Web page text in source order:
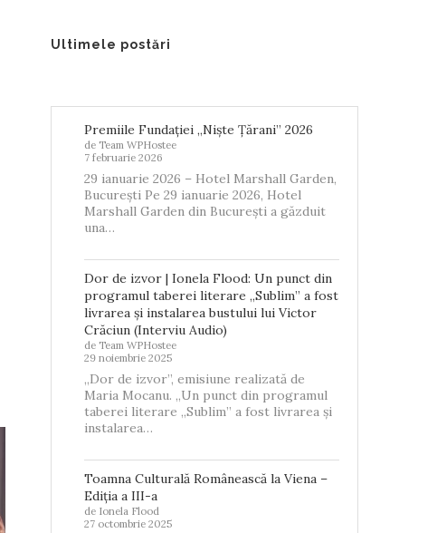
Ultimele postări
Premiile Fundației „Niște Țărani” 2026
de Team WPHostee
7 februarie 2026
29 ianuarie 2026 – Hotel Marshall Garden,
București Pe 29 ianuarie 2026, Hotel
Marshall Garden din București a găzduit
una…
Dor de izvor | Ionela Flood: Un punct din
programul taberei literare „Sublim” a fost
livrarea și instalarea bustului lui Victor
Crăciun (Interviu Audio)
de Team WPHostee
29 noiembrie 2025
„Dor de izvor”, emisiune realizată de
Maria Mocanu. „Un punct din programul
taberei literare „Sublim” a fost livrarea și
instalarea…
Toamna Culturală Românească la Viena –
Ediția a III-a
de Ionela Flood
27 octombrie 2025